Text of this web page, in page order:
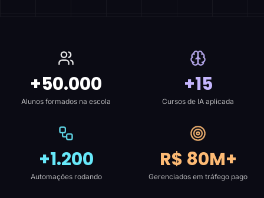
+50.000
Alunos formados na escola
+15
Cursos de IA aplicada
+1.200
Automações rodando
R$ 80M+
Gerenciados em tráfego pago